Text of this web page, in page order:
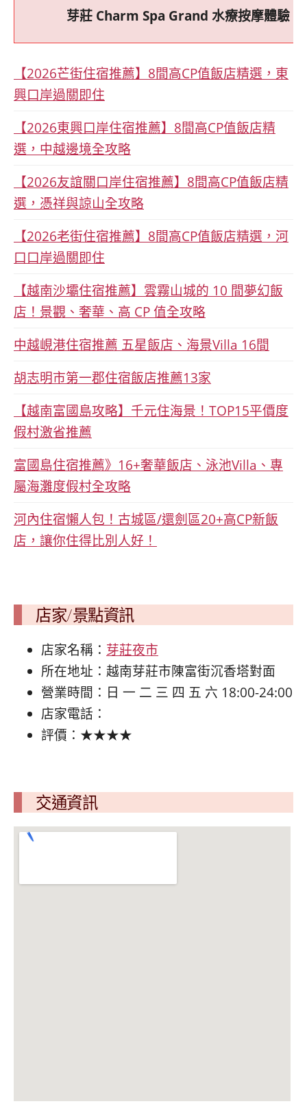
芽莊 Charm Spa Grand 水療按摩體驗：
【2026芒街住宿推薦】8間高CP值飯店精選，東
興口岸過關即住
【2026東興口岸住宿推薦】8間高CP值飯店精
選，中越邊境全攻略
【2026友誼關口岸住宿推薦】8間高CP值飯店精
選，憑祥與諒山全攻略
【2026老街住宿推薦】8間高CP值飯店精選，河
口口岸過關即住
【越南沙壩住宿推薦】雲霧山城的 10 間夢幻飯
店！景觀、奢華、高 CP 值全攻略
中越峴港住宿推薦 五星飯店、海景Villa 16間
胡志明市第一郡住宿飯店推薦13家
【越南富國島攻略】千元住海景！TOP15平價度
假村激省推薦
富國島住宿推薦》16+奢華飯店、泳池Villa、專
屬海灘度假村全攻略
河內住宿懶人包！古城區/還劍區20+高CP新飯
店，讓你住得比別人好！
店家/景點資訊
店家名稱： 芽莊夜市
所在地址：越南芽莊市陳富街沉香塔對面
營業時間：日 一 二 三 四 五 六 18:00-24:00
店家電話：
評價：★★★★
交通資訊